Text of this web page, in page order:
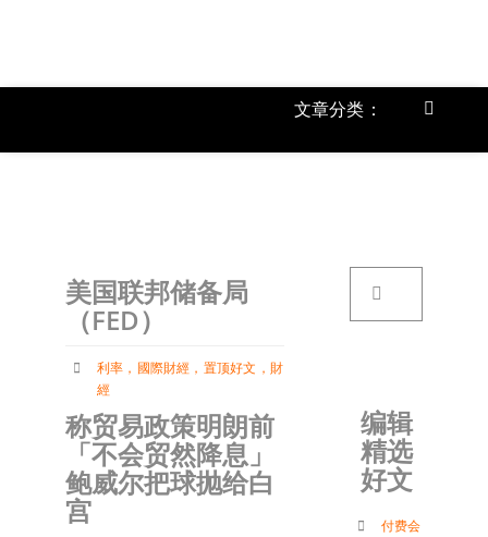
文章分类：
Toggle
美国联邦储备局
（FED）
利率 ， 國際財經 ， 置顶好文 ， 財
經
称贸易政策明朗前
「不会贸然降息」
鲍威尔把球抛给白
宫
编辑
精选
好文
付费会